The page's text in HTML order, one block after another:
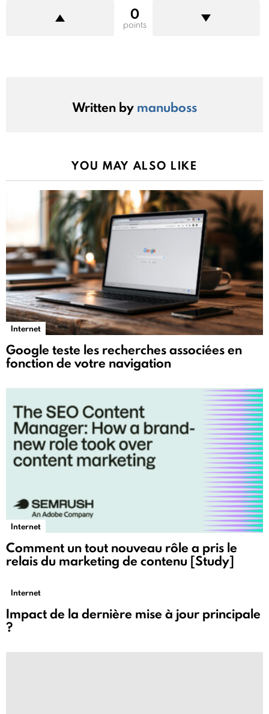
0
points
Written by manuboss
YOU MAY ALSO LIKE
Internet
Google teste les recherches associées en
fonction de votre navigation
Internet
Comment un tout nouveau rôle a pris le
relais du marketing de contenu [Study]
Internet
Impact de la dernière mise à jour principale
?